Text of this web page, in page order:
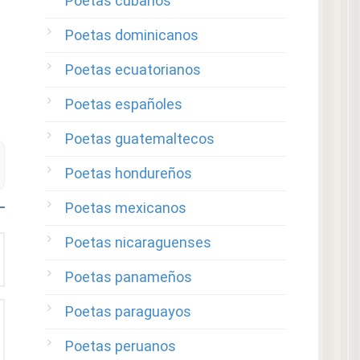
Poetas dominicanos
Poetas ecuatorianos
Poetas españoles
Poetas guatemaltecos
Poetas hondureños
Poetas mexicanos
Poetas nicaraguenses
Poetas panameños
Poetas paraguayos
Poetas peruanos